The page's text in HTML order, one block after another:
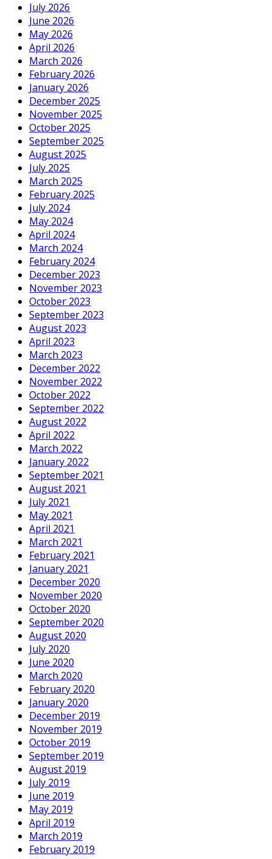
July 2026
June 2026
May 2026
April 2026
March 2026
February 2026
January 2026
December 2025
November 2025
October 2025
September 2025
August 2025
July 2025
March 2025
February 2025
July 2024
May 2024
April 2024
March 2024
February 2024
December 2023
November 2023
October 2023
September 2023
August 2023
April 2023
March 2023
December 2022
November 2022
October 2022
September 2022
August 2022
April 2022
March 2022
January 2022
September 2021
August 2021
July 2021
May 2021
April 2021
March 2021
February 2021
January 2021
December 2020
November 2020
October 2020
September 2020
August 2020
July 2020
June 2020
March 2020
February 2020
January 2020
December 2019
November 2019
October 2019
September 2019
August 2019
July 2019
June 2019
May 2019
April 2019
March 2019
February 2019